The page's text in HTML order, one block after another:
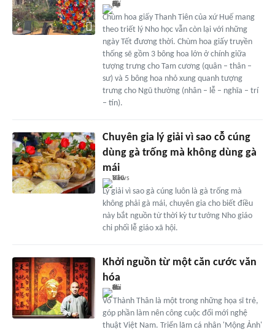
Chùm hoa giấy Thanh Tiên của xứ Huế mang
theo triết lý Nho học vẫn còn lại với những
ngày Tết đương thời. Chùm hoa giấy truyền
thống sẽ gồm 3 bông hoa lớn ở chính giữa
tượng trưng cho Tam cương (quân – thân –
sư) và 5 bông hoa nhỏ xung quanh tượng
trưng cho Ngũ thường (nhân – lễ – nghĩa – trí
– tín).
Chuyên gia lý giải vì sao cỗ cúng
dùng gà trống mà không dùng gà
mái
Lý giải vì sao gà cúng luôn là gà trống mà
không phải gà mái, chuyên gia cho biết điều
này bắt nguồn từ thời kỳ tư tưởng Nho giáo
chi phối lễ giáo xã hội.
Khởi nguồn từ một căn cước văn
hóa
Võ Thành Thân là một trong những họa sĩ trẻ,
góp phần làm nên công cuộc đổi mới nghệ
thuật Việt Nam. Triển lãm cá nhân 'Mộng Ảnh'